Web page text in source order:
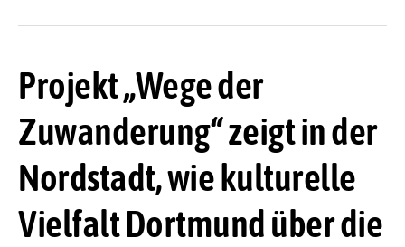
Projekt „Wege der
Zuwanderung“ zeigt in der
Nordstadt, wie kulturelle
Vielfalt Dortmund über die